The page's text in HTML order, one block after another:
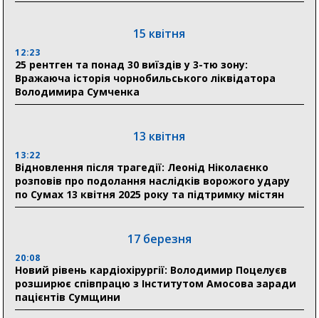
18:11
отримали 12 потужних станцій для Пунктів обігріву
29 липня
18:13
Лікарня Святого Пантелеймона отримала нову
28 липня
19:07
Соціальні виплати без затримок: Пенсійний фонд
Сумщини профінансував 2,5 млрд грн у липні
У Сумах завершили першочергові роботи після
атак: Ніколаєнко підбив підсумки ліквідації
наслідків
15 квітня
12:23
25 рентген та понад 30 виїздів у 3-тю зону:
Вражаюча історія чорнобильського ліквідатора
Володимира Сумченка
13 квітня
13:22
Відновлення після трагедії: Леонід Ніколаєнко
розповів про подолання наслідків ворожого удару
по Сумах 13 квітня 2025 року та підтримку містян
17 березня
20:08
Новий рівень кардіохірургії: Володимир Поцелуєв
розширює співпрацю з Інститутом Амосова заради
пацієнтів Сумщини